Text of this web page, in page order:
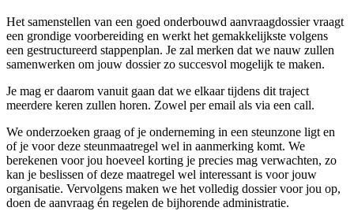
Het samenstellen van een goed onderbouwd aanvraagdossier vraagt
een grondige voorbereiding en werkt het gemakkelijkste volgens
een gestructureerd stappenplan. Je zal merken dat we nauw zullen
samenwerken om jouw dossier zo succesvol mogelijk te maken.
Je mag er daarom vanuit gaan dat we elkaar tijdens dit traject
meerdere keren zullen horen. Zowel per email als via een call.
We onderzoeken graag of je onderneming in een steunzone ligt en
of je voor deze steunmaatregel wel in aanmerking komt. We
berekenen voor jou hoeveel korting je precies mag verwachten, zo
kan je beslissen of deze maatregel wel interessant is voor jouw
organisatie. Vervolgens maken we het volledig dossier voor jou op,
doen de aanvraag én regelen de bijhorende administratie.